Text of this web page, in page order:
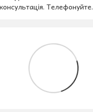
Телефонуйте.